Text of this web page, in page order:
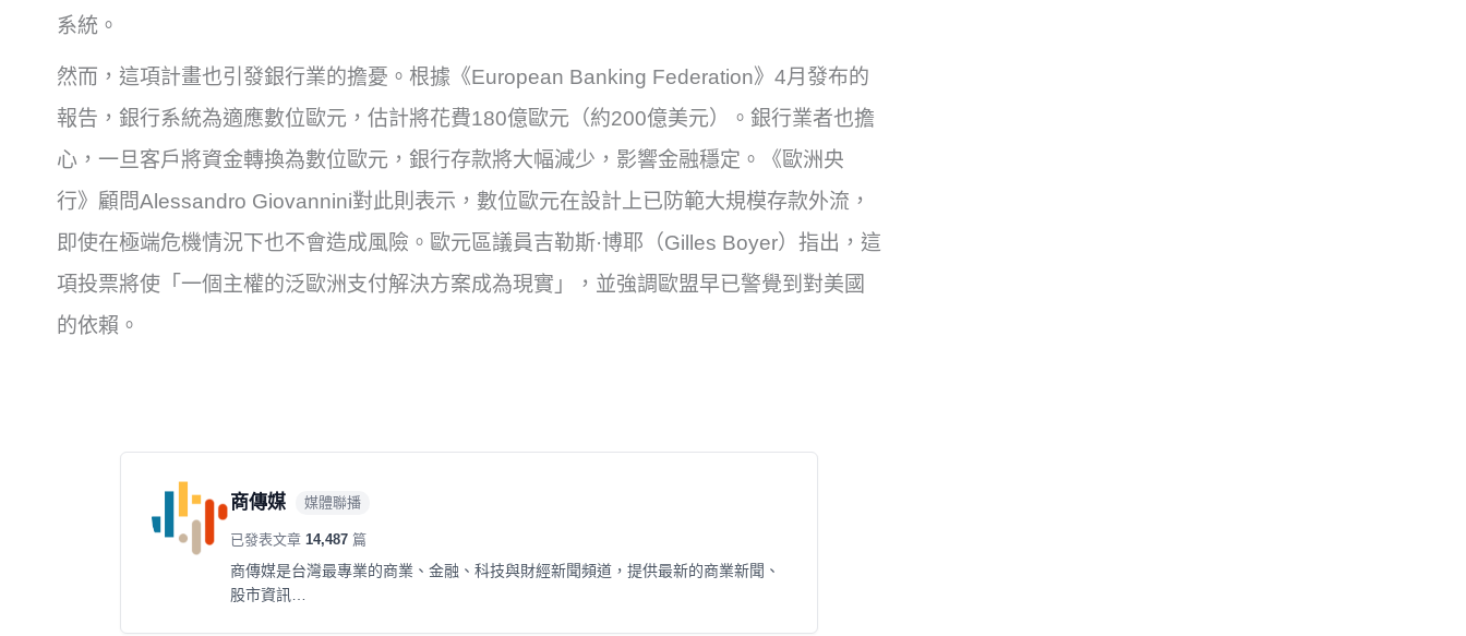
系統。
然而，這項計畫也引發銀行業的擔憂。根據《European Banking Federation》4月發布的
報告，銀行系統為適應數位歐元，估計將花費180億歐元（約200億美元）。銀行業者也擔
心，一旦客戶將資金轉換為數位歐元，銀行存款將大幅減少，影響金融穩定。《歐洲央
行》顧問Alessandro Giovannini對此則表示，數位歐元在設計上已防範大規模存款外流，
即使在極端危機情況下也不會造成風險。歐元區議員吉勒斯·博耶（Gilles Boyer）指出，這
項投票將使「一個主權的泛歐洲支付解決方案成為現實」，並強調歐盟早已警覺到對美國
的依賴。
商傳媒 媒體聯播
已發表文章 14,487 篇
商傳媒是台灣最專業的商業、金融、科技與財經新聞頻道，提供最新的商業新聞、
股市資訊…